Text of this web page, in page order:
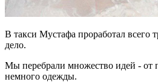
В такси Мустафа проработал всего
дело.
Мы перебрали множество идей - от
немного одежды.